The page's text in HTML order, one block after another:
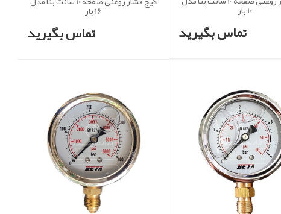
10 بار
تماس بگیرید
16 بار
تماس بگیرید